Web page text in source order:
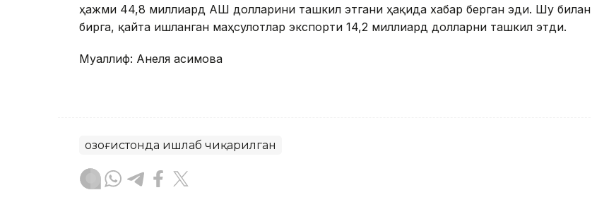
ҳажми 44,8 миллиард АҚШ долларини ташкил этгани ҳақида хабар берган эди. Шу билан
бирга, қайта ишланган маҳсулотлар экспорти 14,2 миллиард долларни ташкил этди.
Муаллиф: Анеля Қасимова
Қозоғистонда ишлаб чиқарилган